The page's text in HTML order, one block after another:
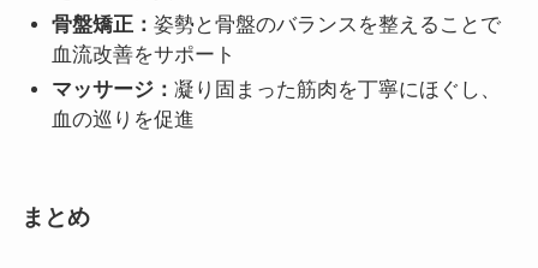
骨盤矯正：姿勢と骨盤のバランスを整えることで
血流改善をサポート
マッサージ：凝り固まった筋肉を丁寧にほぐし、
血の巡りを促進
まとめ